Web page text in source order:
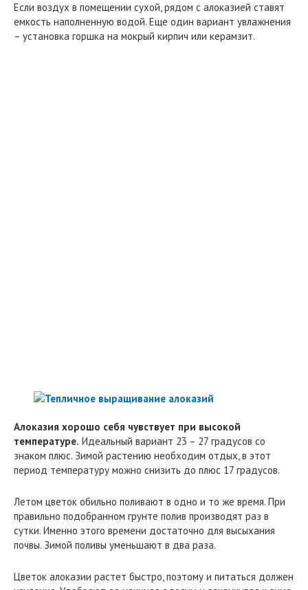
Если воздух в помещении сухой, рядом с алоказией ставят
емкость наполненную водой. Еще один вариант увлажнения
– установка горшка на мокрый кирпич или керамзит.
Алоказия хорошо себя чувствует при высокой
температуре. Идеальный вариант 23 – 27 градусов со
знаком плюс. Зимой растению необходим отдых, в этот
период температуру можно снизить до плюс 17 градусов.
Летом цветок обильно поливают в одно и то же время. При
правильно подобранном грунте полив производят раз в
сутки. Именно этого времени достаточно для высыхания
почвы. Зимой поливы уменьшают в два раза.
Цветок алоказии растет быстро, поэтому и питаться должен